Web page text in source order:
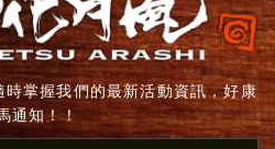
掌握我們的最新活動資訊，好康
通知！！